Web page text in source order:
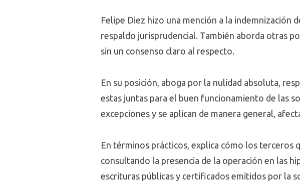
Felipe Diez hizo una mención a la indemnización
respaldo jurisprudencial. También aborda otras
sin un consenso claro al respecto.
En su posición, aboga por la nulidad absoluta,
estas juntas para el buen funcionamiento de las
excepciones y se aplican de manera general,
En términos prácticos, explica cómo los terceros
consultando la presencia de la operación en las
escrituras públicas y certificados emitidos por la